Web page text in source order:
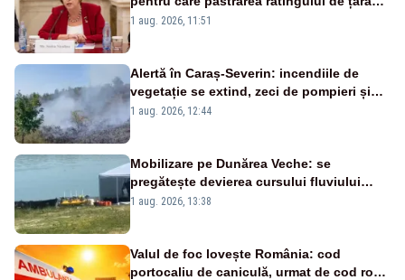
nu este o reușită pentru Guvernul
1 aug. 2026, 11:51
Alertă în Caraș-Severin: incendiile de
vegetație se extind, zeci de pompieri și
silvicultori se luptă cu flăcările - VIDEO
1 aug. 2026, 12:44
Mobilizare pe Dunărea Veche: se
pregătește devierea cursului fluviului
către Cernavodă – VIDEO
1 aug. 2026, 13:38
Valul de foc lovește România: cod
portocaliu de caniculă, urmat de cod roșu